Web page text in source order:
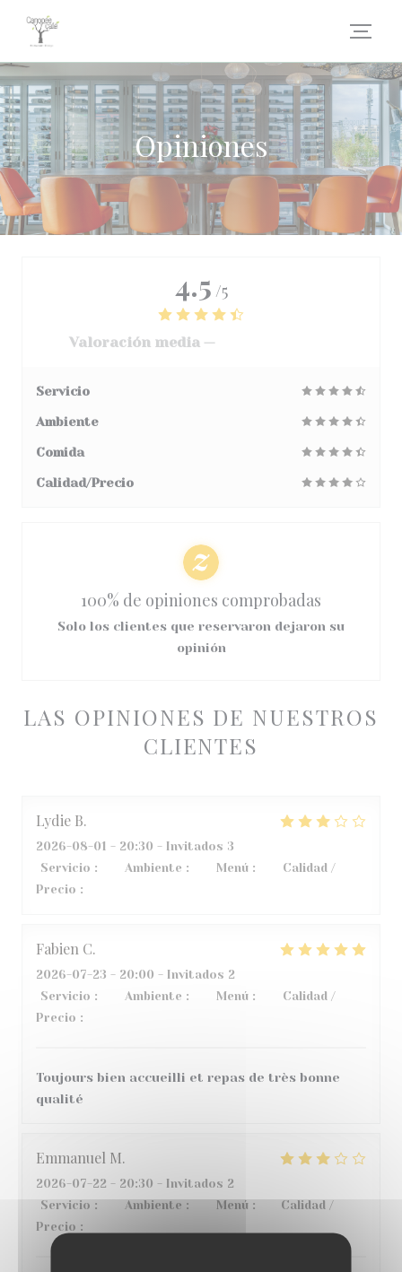
Opiniones
LAS OPINIONES DE NUESTROS
CLIENTES
Lydie B
2026-08-01 - 20:30 - Invitados 3
Servicio : Ambiente : Menú :
Calidad /
Precio :
Fabien C
2026-07-23 - 20:00 - Invitados 2
Servicio : Ambiente : Menú :
Calidad /
Precio :
Toujours bien accueilli et repas de très bonne
qualité
Emmanuel M
2026-07-22 - 20:30 - Invitados 2
Servicio : Ambiente : Menú :
Calidad /
Precio :
4.5 /5
Valoración media —
Servicio
Ambiente
Comida
Calidad/Precio
100% de opiniones comprobadas
Solo los clientes que reservaron dejaron su
opinión